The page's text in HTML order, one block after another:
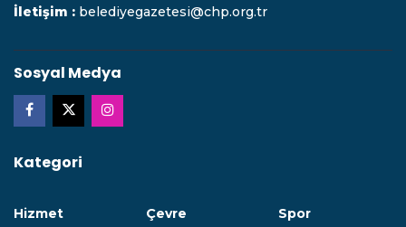
İletişim : belediyegazetesi@chp.org.tr
Sosyal Medya
Kategori
Hizmet
Çevre
Spor